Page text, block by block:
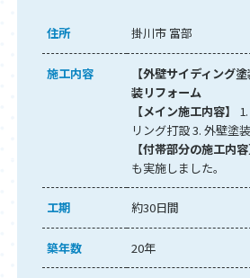
住所 掛川市 富部
施工内容
【外壁サイディング
装リフォーム
【メイン施工内容】
リング打設 3. 外壁塗装
【付帯部分の施工内容
も実施しました。
工期 約30日間
築年数 20年